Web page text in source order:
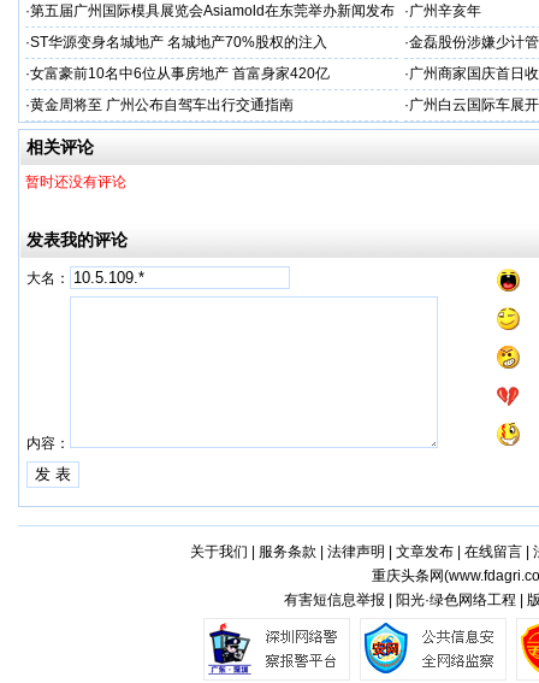
·第五届广州国际模具展览会Asiamold在东莞举办新闻发布
会
·广州辛亥年
·ST华源变身名城地产 名城地产70%股权的注入 ·金磊股份涉嫌少计
·女富豪前10名中6位从事房地产 首富身家420亿 ·广州商家国庆首日
·黄金周将至 广州公布自驾车出行交通指南 ·广州白云国际车展
相关评论
暂时还没有评论
发表我的评论
大名：
内容：
关于我们 服务条款 法律声明 文章发布| 在线留言|
重庆头条网(
有害短信息举报 | 阳光·绿色网络工程 |